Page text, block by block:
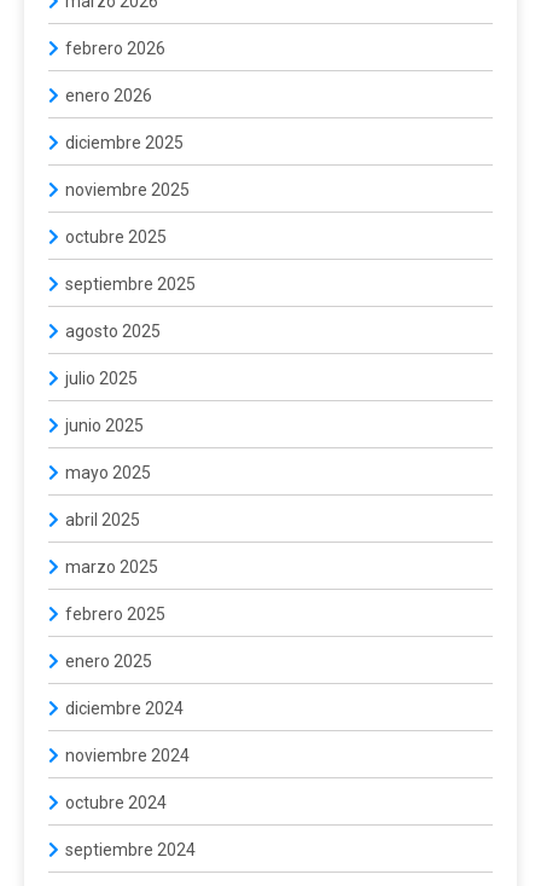
febrero 2026
enero 2026
diciembre 2025
noviembre 2025
octubre 2025
septiembre 2025
agosto 2025
julio 2025
junio 2025
mayo 2025
abril 2025
marzo 2025
febrero 2025
enero 2025
diciembre 2024
noviembre 2024
octubre 2024
septiembre 2024